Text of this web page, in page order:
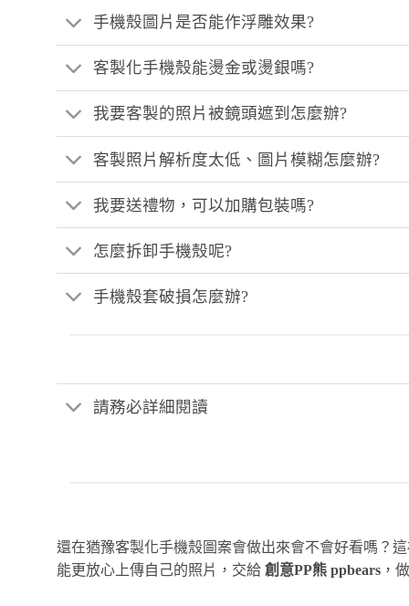
手機殼圖片是否能作浮雕效果?
客製化手機殼能燙金或燙銀嗎?
我要客製的照片被鏡頭遮到怎麼辦?
客製照片解析度太低、圖片模糊怎麼辦?
我要送禮物，可以加購包裝嗎?
怎麼拆卸手機殼呢?
手機殼套破損怎麼辦?
請務必詳細閱讀
還在猶豫客製化手機殼圖案會做出來會不會好看嗎？
能更放心上傳自己的照片，交給 創意PP熊 ppbears ，